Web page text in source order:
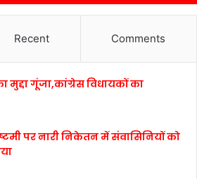
Recent Comments
गूंजा,कांग्रेस विधायकों का
पर नारी निकेतन में संवासिनियों को